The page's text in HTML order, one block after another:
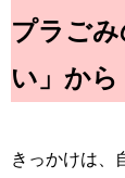
プラご
い」から
きっかけは、